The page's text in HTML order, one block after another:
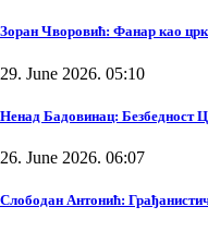
Зоран Чворовић: Фанар као
29. June 2026. 05:10
Ненад Бадовинац: Безбедност
26. June 2026. 06:07
Слободан Антонић: